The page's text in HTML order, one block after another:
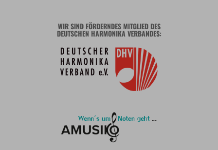
WIR SIND FÖRDERNDES MITGLIED DES
DEUTSCHEN HARMONIKA VERBANDES: